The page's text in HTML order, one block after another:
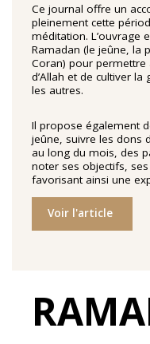
nombreuses planches
à la fin des
Ce journal offre un
pleinement cette
méditation. L’ouvrage
Ramadan (le jeûne, la
Coran) pour
d’Allah et de cultiver
les autres.
Il propose également
jeûne, suivre les dons
au long du mois, des
noter ses objectifs,
favorisant ainsi une
Voir l'article